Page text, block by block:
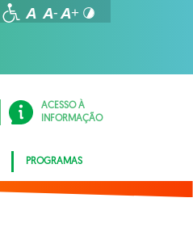
ACESSO À
INFORMAÇÃO
PROGRAMAS